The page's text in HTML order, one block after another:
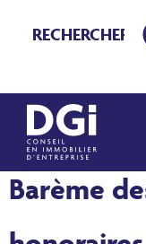
Barème